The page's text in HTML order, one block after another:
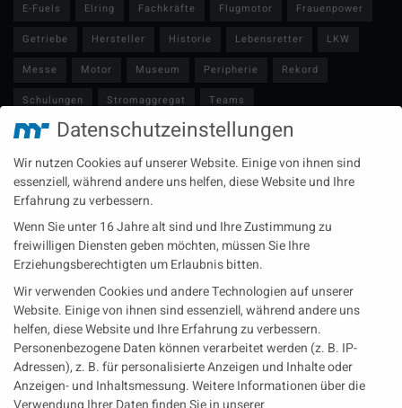
E-Fuels
Elring Fachkräfte Flugmotor
Frauenpower
Getriebe
Hersteller Historie Lebensretter
LKW
Messe
Motor Museum Peripherie
Rekord
Schulungen
Stromaggregat
Teams
Technische Redaktion
Turbolader Video
Zulieferer
Öl-E-Fuels-Schmierstoffe
Neueste Beiträge
Wärme aus der Tiefe MTU heizt künftig mit Geothermie
MAN Engines bringt D3872 für die Stromversorgung im
Marinebereich
Eine neue Generation von Perkins Marinemotoren startet den
operativen Testbetrieb
Rechtliches
Datenschutzeinstellungen
Wir nutzen Cookies auf unserer Website. Einige von ihnen sind
essenziell, während andere uns helfen, diese Website und Ihre
Erfahrung zu verbessern.
Wenn Sie unter 16 Jahre alt sind und Ihre Zustimmung zu
freiwilligen Diensten geben möchten, müssen Sie Ihre
Erziehungsberechtigten um Erlaubnis bitten.
Wir verwenden Cookies und andere Technologien auf unserer
Website. Einige von ihnen sind essenziell, während andere uns
helfen, diese Website und Ihre Erfahrung zu verbessern.
Personenbezogene Daten können verarbeitet werden (z. B. IP-
Adressen), z. B. für personalisierte Anzeigen und Inhalte oder
Anzeigen- und Inhaltsmessung.Weitere Informationen über die